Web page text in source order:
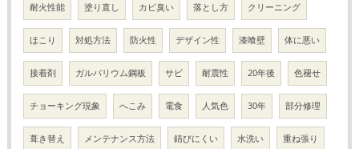
耐火性能 塗り直し カビ臭い 落とし方 クリーニング
ほこり 対処方法 防火性 デザイン性 漆喰壁 体に悪い
接着剤 ガルバリウム鋼板 サビ 耐震性 20年後 色褪せ
チョーキング現象 へこみ 電食 人気色 30年 部分修理
葺き替え メンテナンス方法 錆びにくい 水洗い 重ね張り